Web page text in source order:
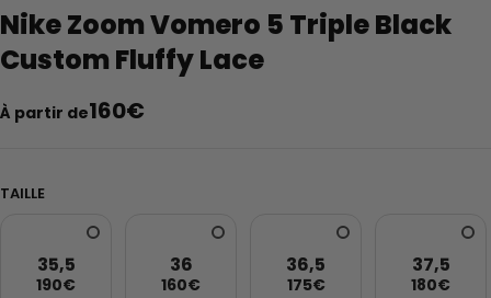
Nike Zoom Vomero 5 Triple Black
Custom Fluffy Lace
À partir de160€
TAILLE
35,5
190€
36
160€
36,5
175€
37,5
180€